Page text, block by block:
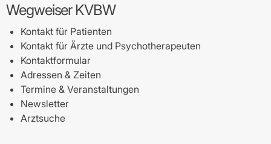
Wegweiser KVBW
Kontakt für Patienten
Kontakt für Ärzte und Psychotherapeuten
Kontaktformular
Adressen & Zeiten
Termine & Veranstaltungen
Newsletter
Arztsuche